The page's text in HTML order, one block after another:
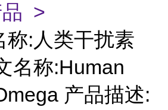
品 >
称:人类干扰素
名称:Human
产品描述: